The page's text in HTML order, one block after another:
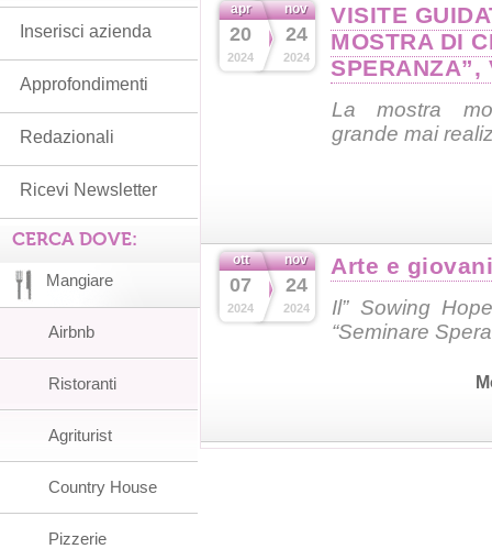
apr
20
2024
nov
24
2024
VISITE
MOSTRA DI
SPERANZA”,
La mostra
grande mai
ott
07
2024
nov
24
2024
Arte e
Il” Sowing
“Seminare
Inserisci azienda
Approfondimenti
Redazionali
Ricevi Newsletter
CERCA DOVE:
Mangiare
Airbnb
Ristoranti
Agriturist
Country House
Pizzerie